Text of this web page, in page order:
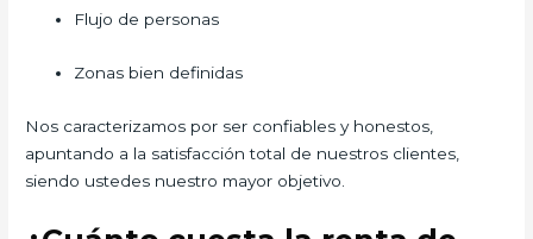
Flujo de personas
Zonas bien definidas
Nos caracterizamos por ser confiables y honestos,
apuntando a la satisfacción total de nuestros clientes,
siendo ustedes nuestro mayor objetivo.